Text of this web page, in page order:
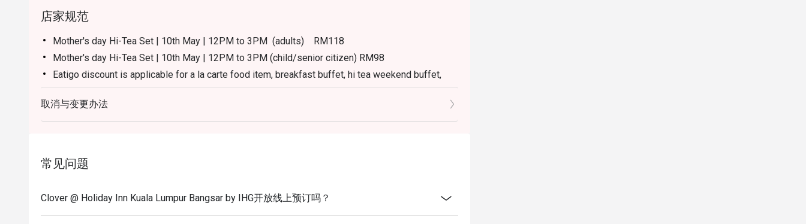
店家规范
Mother's day Hi-Tea Set | 10th May | 12PM to 3PM (adults) RM118
Mother's day Hi-Tea Set | 10th May | 12PM to 3PM (child/senior citizen) RM98
Eatigo discount is applicable for a la carte food item, breakfast buffet, hi tea weekend buffet,
excluding beverage, promotional item and set menu.
Eatigo discount is only applicable for dine in, strictly NOT for takeaway.
Eatigo discount is not applicable for kid & senior citizen.
reservation you may lose both your table and discount altogether.
during peak hour.
Please show your reservation code upon arrival.
取消与变更办法
常见问题
Clover @ Holiday Inn Kuala Lumpur Bangsar by IHG开放线上预订吗？